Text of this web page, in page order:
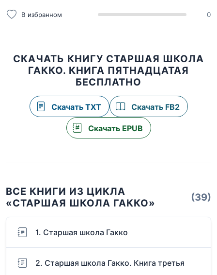
В избранном 0
СКАЧАТЬ КНИГУ СТАРШАЯ ШКОЛА
ГАККО. КНИГА ПЯТНАДЦАТАЯ
БЕСПЛАТНО
Скачать TXT Скачать FB2
Скачать EPUB
ВСЕ КНИГИ ИЗ ЦИКЛА
«СТАРШАЯ ШКОЛА ГАККО»
(39)
1. Старшая школа Гакко
2. Старшая школа Гакко. Книга третья